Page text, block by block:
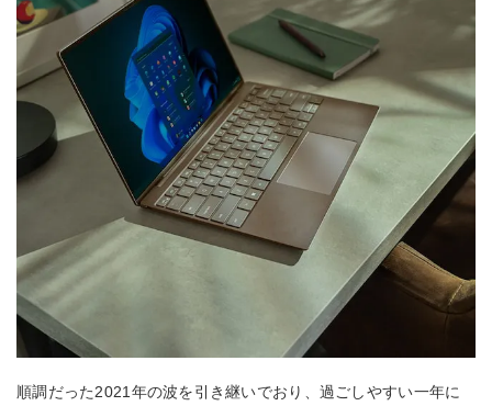
順調だった2021年の波を引き継いでおり、過ごしやすい一年に